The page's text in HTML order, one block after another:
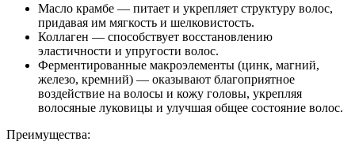
Масло крамбе — питает и укрепляет структуру волос,
придавая им мягкость и шелковистость.
Коллаген — способствует восстановлению
эластичности и упругости волос.
Ферментированные макроэлементы (цинк, магний,
железо, кремний) — оказывают благоприятное
воздействие на волосы и кожу головы, укрепляя
волосяные луковицы и улучшая общее состояние волос.
Преимущества: